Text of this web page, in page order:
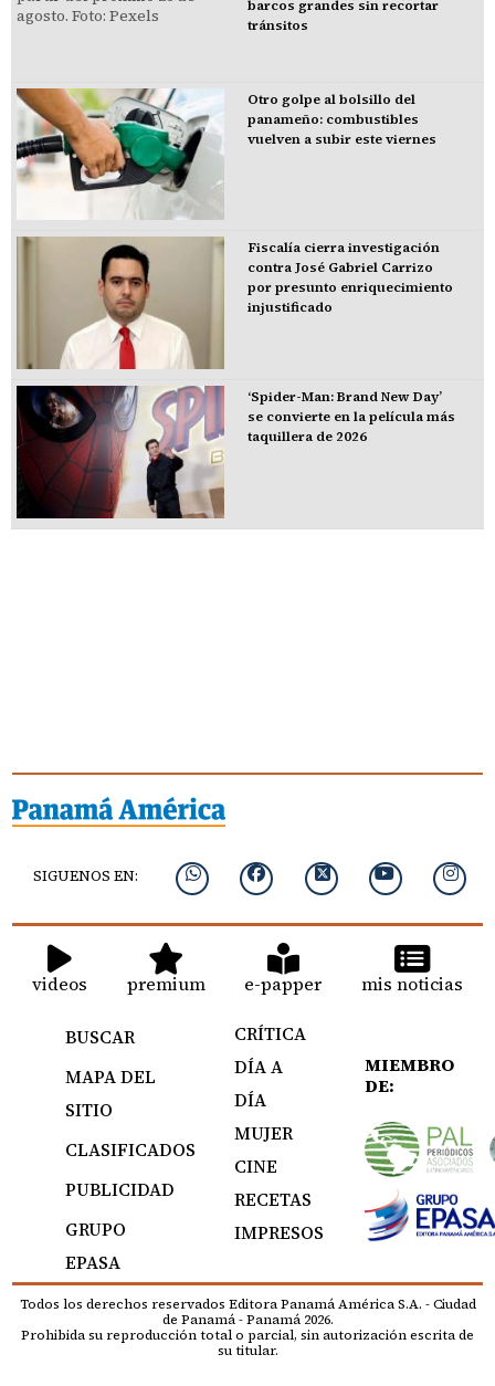
barcos grandes sin recortar
tránsitos
Otro golpe al bolsillo del
panameño: combustibles
vuelven a subir este viernes
Fiscalía cierra investigación
contra José Gabriel Carrizo
por presunto enriquecimiento
injustificado
‘Spider-Man: Brand New Day’
se convierte en la película más
taquillera de 2026
SIGUENOS EN:
videos premium e-papper mis noticias
BUSCAR
MAPA DEL
SITIO
CLASIFICADOS
PUBLICIDAD
GRUPO
EPASA
CRÍTICA
DÍA A
DÍA
MUJER
CINE
RECETAS
IMPRESOS
MIEMBRO
DE:
Todos los derechos reservados Editora Panamá América S.A. - Ciudad
de Panamá - Panamá 2026.
Prohibida su reproducción total o parcial, sin autorización escrita de
su titular.